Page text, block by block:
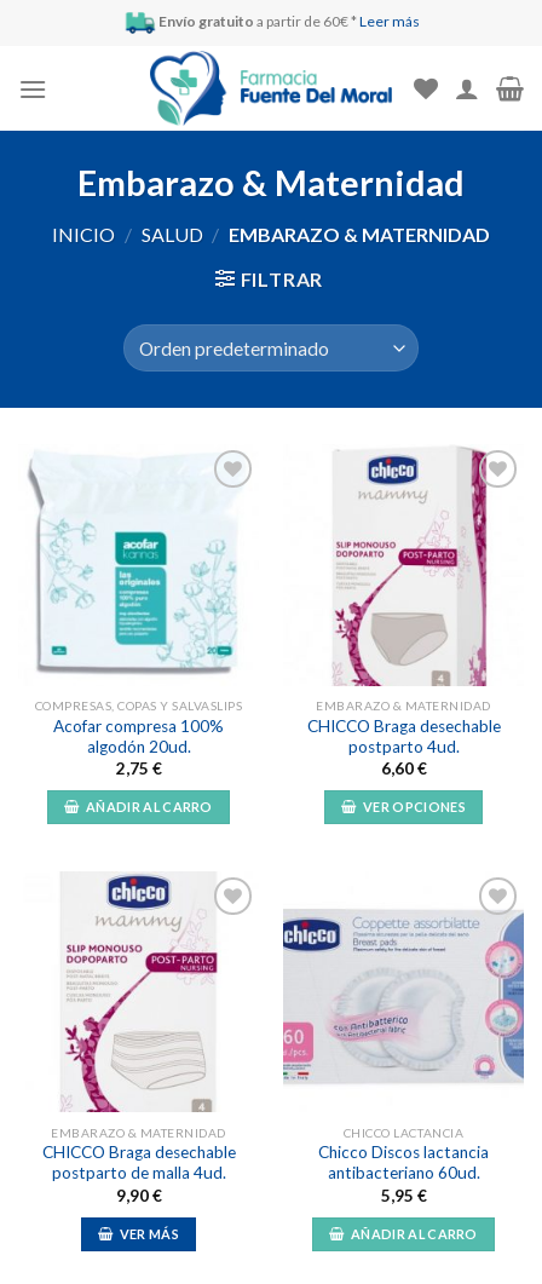
Envío gratuito a partir de 60€ * Leer más
Embarazo & Maternidad
INICIO / SALUD / EMBARAZO & MATERNIDAD
FILTRAR
Añadir
a la
lista de
deseos
COMPRESAS, COPAS Y SALVASLIPS
Acofar compresa 100%
algodón 20ud.
2,75 €
AÑADIR AL CARRO
Añadir
a la
lista de
deseos
EMBARAZO & MATERNIDAD
CHICCO Braga desechable
postparto 4ud.
6,60€
VER OPCIONES
múltiples
variantes.
opciones
se
pueden
elegir
en
página
de
producto
Añadir
EMBARAZO & MATERNIDAD
CHICCO Braga desechable
postparto de malla 4ud.
9,90€
VER MÁS
Añadir
lista de
deseos
CHICCO LACTANCIA
Chicco Discos lactancia
antibacteriano 60ud.
5,95 €
AÑADIR AL CARRO